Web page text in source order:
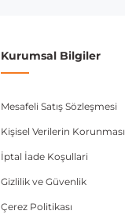
Kurumsal Bilgiler
Mesafeli Satış Sözleşmesi
Kişisel Verilerin Korunması
İptal İade Koşullari
Gizlilik ve Güvenlik
Çerez Politikası